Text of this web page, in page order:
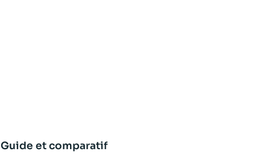
Guide et comparatif